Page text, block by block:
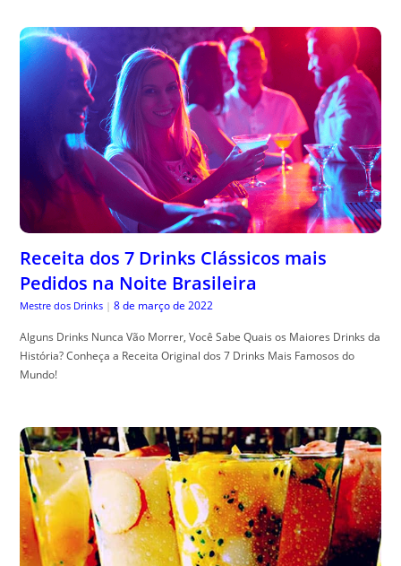
Receita dos 7 Drinks Clássicos mais
Pedidos na Noite Brasileira
Mestre dos Drinks | 8 de março de 2022
Alguns Drinks Nunca Vão Morrer, Você Sabe Quais os Maiores Drinks da
História? Conheça a Receita Original dos 7 Drinks Mais Famosos do
Mundo!